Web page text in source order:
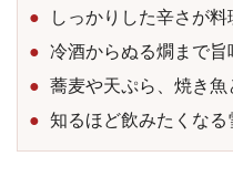
しっかりした辛さが
冷酒からぬる燗まで旨
蕎麦や天ぷら、焼き魚
知るほど飲みたくなる